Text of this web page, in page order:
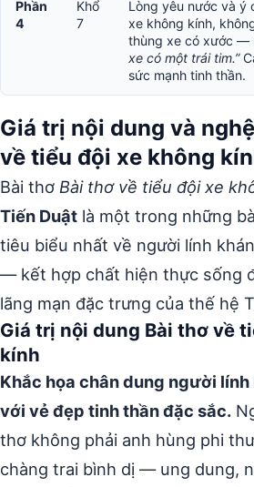
Phần
4
Khổ
7
Lòng yêu nước và ý
xe không kính,
thùng xe có xước —
xe có một trái tim.”
sức mạnh tinh thần.
Giá trị nội dung và
về tiểu đội xe không
Bài thơ Bài thơ về tiểu đội xe
Tiến Duật là một trong những
tiêu biểu nhất về người lính
— kết hợp chất hiện thực sống
lãng mạn đặc trưng của thế hệ
Giá trị nội dung Bài thơ về
kính
Khắc họa chân dung người
với vẻ đẹp tinh thần đặc sắc.
thơ không phải anh hùng phi
chàng trai bình dị — ung dung,